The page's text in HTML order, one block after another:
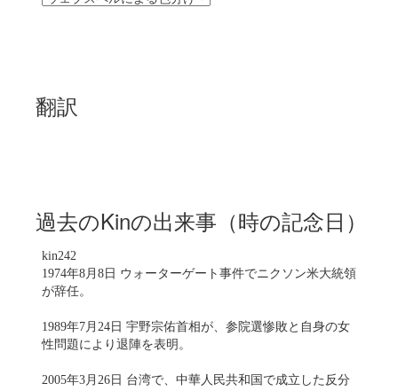
翻訳
過去のKinの出来事（時の記念日）
kin242
1974年8月8日 ウォーターゲート事件でニクソン米大統領
が辞任。
1989年7月24日 宇野宗佑首相が、参院選惨敗と自身の女
性問題により退陣を表明。
2005年3月26日 台湾で、中華人民共和国で成立した反分